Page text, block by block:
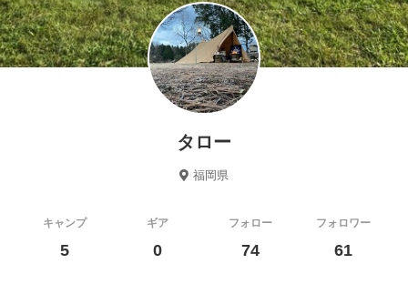
タロー
福岡県
キャンプ
5
ギア
0
フォロー
74
フォロワー
61